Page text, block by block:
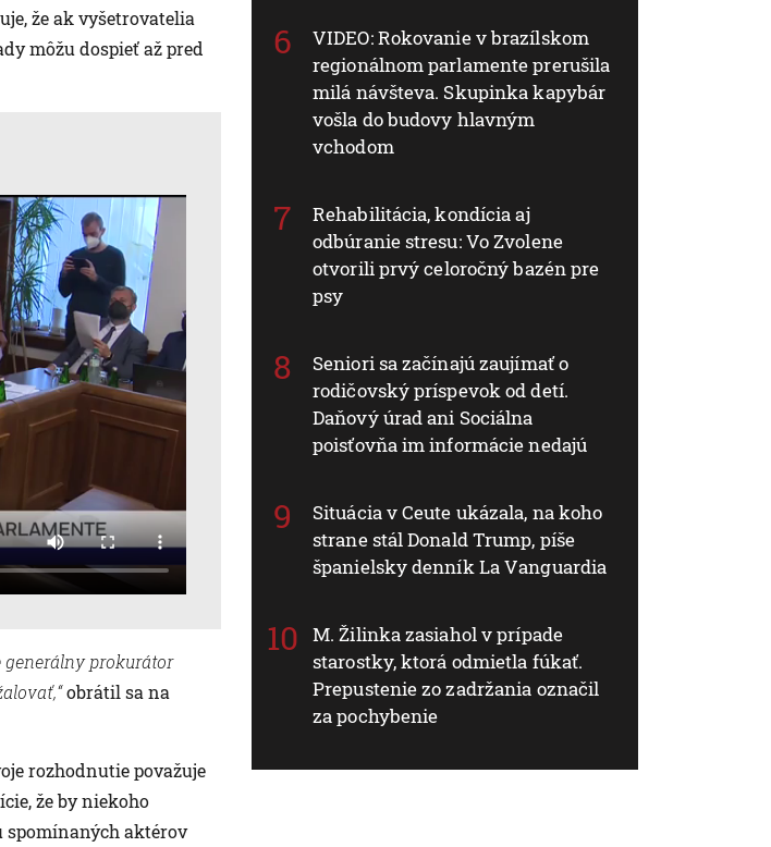
že ak vyšetrovatelia
môžu dospieť až pred
generálny prokurátor
obrátil sa na
rozhodnutie považuje
že by niekoho
spomínaných aktérov
VIDEO: Rokovanie v brazílskom
regionálnom parlamente prerušila
milá návšteva. Skupinka kapybár
vošla do budovy hlavným
vchodom
Rehabilitácia, kondícia aj
odbúranie stresu: Vo Zvolene
otvorili prvý celoročný bazén pre
psy
Seniori sa začínajú zaujímať o
rodičovský príspevok od detí.
Daňový úrad ani Sociálna
poisťovňa im informácie nedajú
Situácia v Ceute ukázala, na koho
strane stál Donald Trump, píše
španielsky denník La Vanguardia
M. Žilinka zasiahol v prípade
starostky, ktorá odmietla fúkať.
Prepustenie zo zadržania označil
za pochybenie